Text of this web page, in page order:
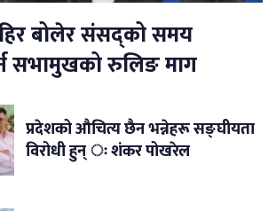
बोलेर संसद्को समय
सभामुखको रुलिङ माग
प्रदेशको औचित्य छैन भन्नेहरू सङ्घीयता
विरोधी हुन् ः शंकर पोखरेल